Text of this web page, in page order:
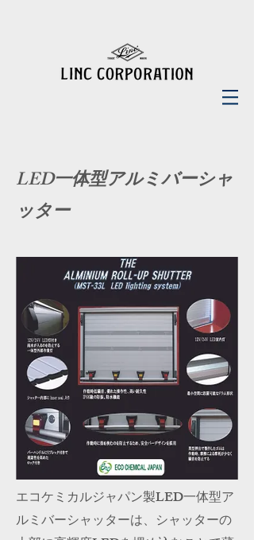
LED一体型アルミバーシャ
ッター
エコケミカルジャパン製LED一体型ア
ルミバーシャッターは、シャッターの